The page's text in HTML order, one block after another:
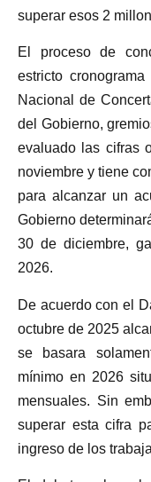
superar esos 2
El proceso de
estricto
Nacional de
del Gobierno,
evaluado las cifras
noviembre y tiene
para alcanzar un
Gobierno
30 de diciembre,
2026.
De acuerdo con el
octubre de 2025
se basara
mínimo en 2026
mensuales. Sin
superar esta cifra
ingreso de los